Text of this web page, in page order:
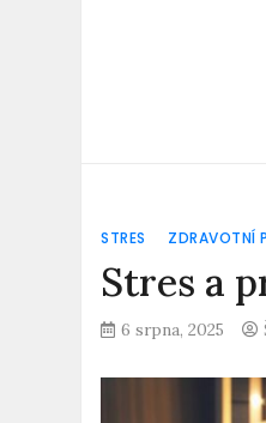
STRES ZDRAVOTNÍ
Stres a
6 srpna, 2025